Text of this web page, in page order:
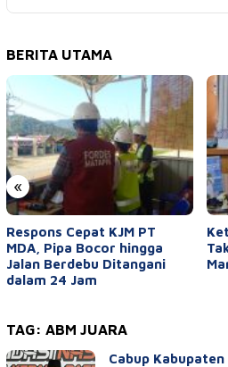
BERITA UTAMA
«
Respons Cepat KJM PT
MDA, Pipa Bocor hingga
Jalan Berdebu Ditangani
dalam 24 Jam
TAG: ABM JUARA
Cabup